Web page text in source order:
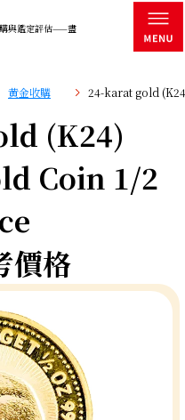
與鑑定評估——盡
黄金收購 24-karat gold
(K24)
Coin 1/2
價格